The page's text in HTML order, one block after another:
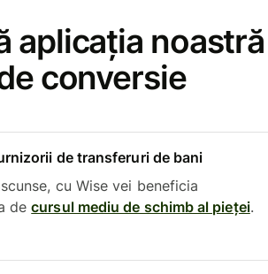
aplicația noastră
conversie
de transferuri de bani
cu Wise vei beneficia
decursul mediu de schimb al pieței.